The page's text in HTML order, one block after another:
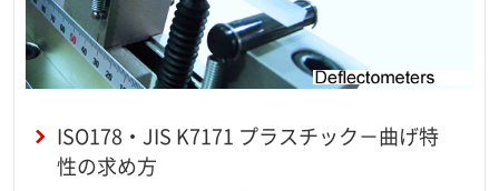
ISO178・JIS K7171 プラスチック－曲げ特
性の求め方